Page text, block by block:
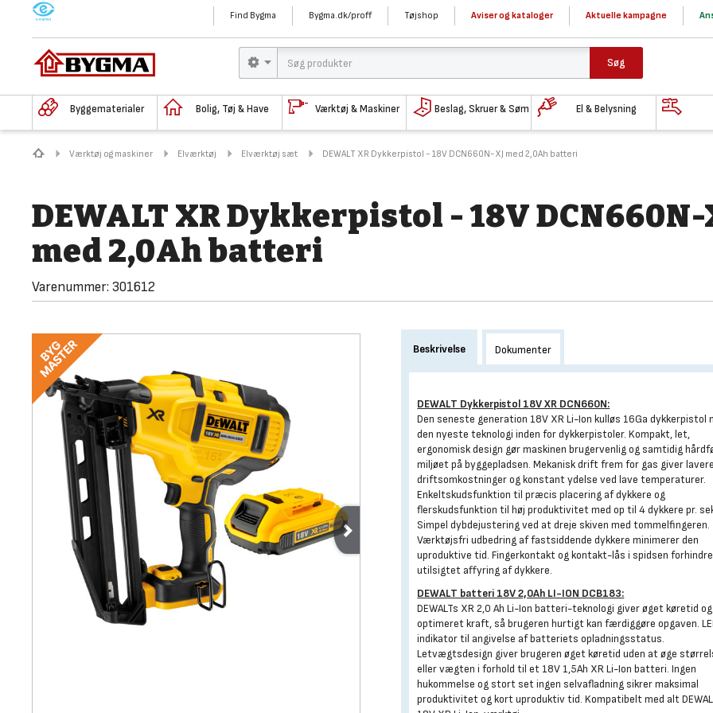
M Find Bygma Bygma.dk/proff Tøjshop Aviser og kataloger Aktuelle kampagne
Søg
Byggematerialer Bolig, Tøj & Have Værktøj & Maskiner Beslag, Skruer & Søm El & Belysning
Værktøj og maskiner Elværktøj Elværktøj sæt DEWALT XR Dykkerpistol - 18V DCN660N-XJ med 2,0Ah batteri
DEWALT XR Dykkerpistol - 18V DCN660N-
med 2,0Ah batteri
Varenummer: 301612
Beskrivelse Dokumenter
DEWALT Dykkerpistol 18V XR DCN660N:
Den seneste generation 18V XR Li-Ion kulløs 16Ga dykkerpistol
den nyeste teknologi inden for dykkerpistoler. Kompakt, let,
ergonomisk design gør maskinen brugervenlig og samtidig
miljøet på byggepladsen. Mekanisk drift frem for gas giver
driftsomkostninger og konstant ydelse ved lave temperaturer.
Enkeltskudsfunktion til præcis placering af dykkere og
flerskudsfunktion til høj produktivitet med op til 4 dykkere pr.
Simpel dybdejustering ved at dreje skiven med tommelfingeren.
Værktøjsfri udbedring af fastsiddende dykkere minimerer den
uproduktive tid. Fingerkontakt og kontakt-lås i spidsen
utilsigtet affyring af dykkere.
DEWALT batteri 18V 2,0Ah LI-ION DCB183:
DEWALTs XR 2,0 Ah Li-Ion batteri-teknologi giver øget køretid og
optimeret kraft, så brugeren hurtigt kan færdiggøre opgaven.
indikator til angivelse af batteriets opladningsstatus.
Letvægtsdesign giver brugeren øget køretid uden at øge
eller vægten i forhold til et 18V 1,5Ah XR Li-Ion batteri. Ingen
hukommelse og stort set ingen selvafladning sikrer maksimal
produktivitet og kort uproduktiv tid. Kompatibelt med alt